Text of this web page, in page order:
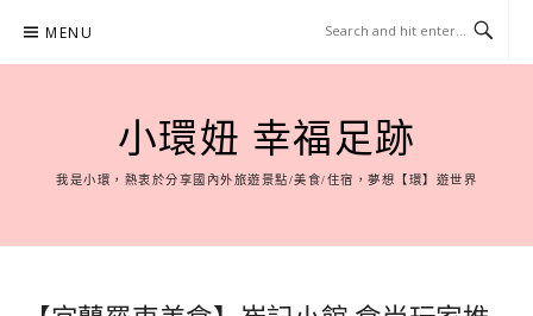
content
MENU
小環妞 幸福足跡
我是小環，熱衷於分享國內外旅遊景點/美食/住宿，夢想【環】遊世界